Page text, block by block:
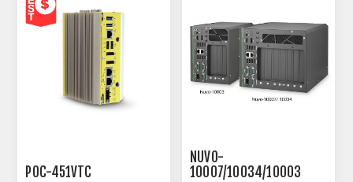
POC-451VTC
NUVO-
10007/10034/10003